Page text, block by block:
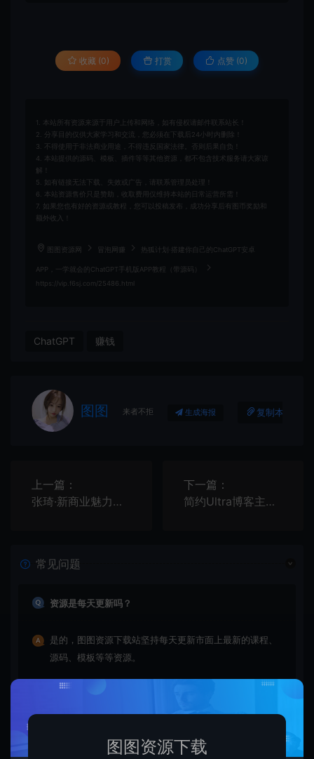
收藏 (0) 打赏 点赞 (0)
1. 本站所有资源来源于用户上传和网络，如有侵权请邮件联系站长！
2. 分享目的仅供大家学习和交流，您必须在下载后24小时内删除！
3. 不得使用于非法商业用途，不得违反国家法律。否则后果自负！
4. 本站提供的源码、模板、插件等等其他资源，都不包含技术服务请大家谅
解！
5. 如有链接无法下载、失效或广告，请联系管理员处理！
6. 本站资源售价只是赞助，收取费用仅维持本站的日常运营所需！
7. 如果您也有好的资源或教程，您可以投稿发布，成功分享后有图币奖励和
额外收入！
图图资源网 冒泡网赚 热狐计划·搭建你自己的ChatGPT安卓
APP，一学就会的ChatGPT手机版APP教程（带源码）
https://vip.f6sj.com/25486.html
ChatGPT 赚钱
图图 来者不拒 生成海报 复制本文链接
上一篇：
张琦·新商业魅力领导成长大课2023新版，高效管理必修课（30节）
下一篇：
简约Ultra博客主题源码 | EmlogPro主题模板
常见问题
资源是每天更新吗？
是的，图图资源下载站坚持每天更新市面上最新的课程、
源码、模板等等资源。
图图资源下载